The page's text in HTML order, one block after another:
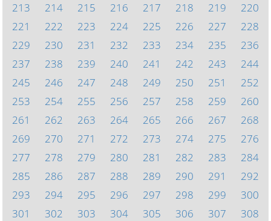
213
214 215 216 217 218 219
220
221
222 223 224 225 226 227
228
229
230 231 232 233 234 235
236
237
238 239 240 241 242 243
244
245
246 247 248 249 250 251
252
253
254 255 256 257 258 259
260
261
262 263 264 265 266 267
268
269
270 271 272 273 274 275
276
277
278 279 280 281 282 283
284
285
286 287 288 289 290 291
292
293
294 295 296 297 298 299
300
301
302 303 304 305 306 307
308